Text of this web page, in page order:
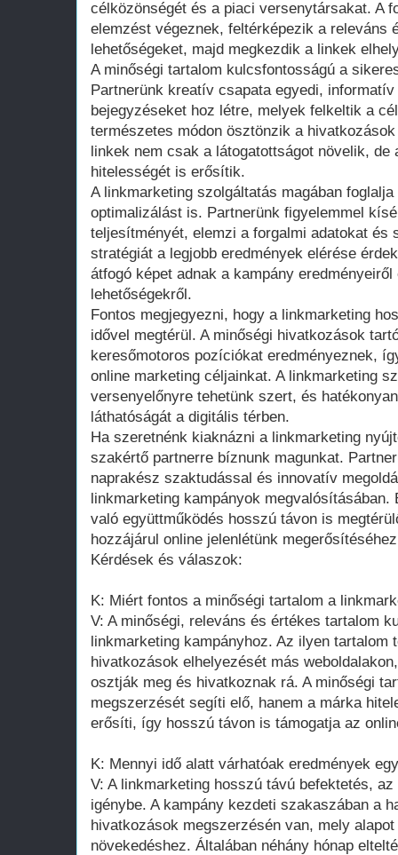
célközönségét és a piaci versenytársakat. A
elemzést végeznek, feltérképezik a releváns
lehetőségeket, majd megkezdik a linkek
A minőségi tartalom kulcsfontosságú a
Partnerünk kreatív csapata egyedi,
bejegyzéseket hoz létre, melyek felkeltik a
természetes módon ösztönzik a
linkek nem csak a látogatottságot növelik, de
hitelességét is erősítik.
A linkmarketing szolgáltatás magában
optimalizálást is. Partnerünk figyelemmel
teljesítményét, elemzi a forgalmi adatokat és
stratégiát a legjobb eredmények elérése
átfogó képet adnak a kampány
lehetőségekről.
Fontos megjegyezni, hogy a linkmarketing
idővel megtérül. A minőségi hivatkozások
keresőmotoros pozíciókat eredményeznek,
online marketing céljainkat. A linkmarketing
versenyelőnyre tehetünk szert, és
láthatóságát a digitális térben.
Ha szeretnénk kiaknázni a linkmarketing
szakértő partnerre bíznunk magunkat.
naprakész szaktudással és innovatív
linkmarketing kampányok megvalósításában.
való együttműködés hosszú távon is
hozzájárul online jelenlétünk
Kérdések és válaszok:
K: Miért fontos a minőségi tartalom a
V: A minőségi, releváns és értékes tartalom
linkmarketing kampányhoz. Az ilyen tartalom
hivatkozások elhelyezését más
osztják meg és hivatkoznak rá. A minőségi
megszerzését segíti elő, hanem a márka
erősíti, így hosszú távon is támogatja az
K: Mennyi idő alatt várhatóak eredmények
V: A linkmarketing hosszú távú befektetés,
igénybe. A kampány kezdeti szakaszában a
hivatkozások megszerzésén van, mely
növekedéshez. Általában néhány hónap